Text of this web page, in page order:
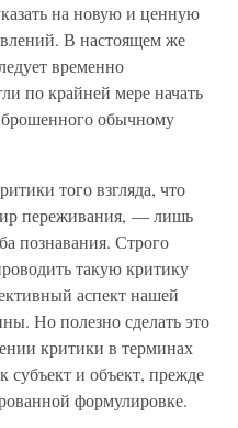
на новую и ценную
В настоящем же
временно
по крайней мере начать
брошенного обычному
того взгляда, что
переживания, — лишь
познавания. Строго
такую критику
аспект нашей
Но полезно сделать это
критики в терминах
субъект и объект, прежде
формулировке.